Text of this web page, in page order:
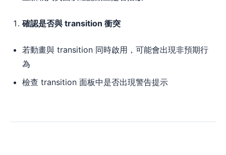
確認是否與 transition 衝突
若動畫與 transition 同時啟用，可能會出現非預期行
為
檢查 transition 面板中是否出現警告提示